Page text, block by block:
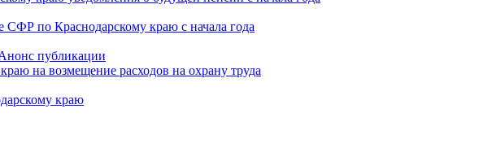
СФР по Краснодарскому краю с начала года
публикации
на возмещение расходов на охрану труда
краю